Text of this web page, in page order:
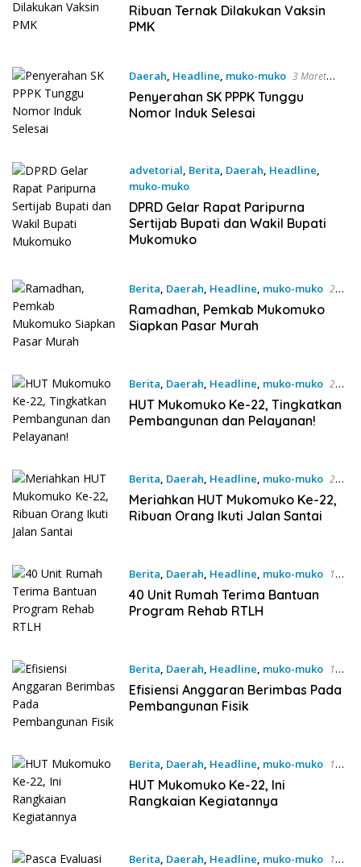
Maret 2025
Ribuan Ternak Dilakukan Vaksin
PMK
Daerah, Headline, muko-muko 3 Maret
2025
Penyerahan SK PPPK Tunggu
Nomor Induk Selesai
advetorial, Berita, Daerah, Headline,
muko-muko
3 Maret 2025
DPRD Gelar Rapat Paripurna
Sertijab Bupati dan Wakil Bupati
Mukomuko
Berita, Daerah, Headline, muko-muko 28
Februari 2025
Ramadhan, Pemkab Mukomuko
Siapkan Pasar Murah
Berita, Daerah, Headline, muko-muko 24
Februari 2025
HUT Mukomuko Ke-22, Tingkatkan
Pembangunan dan Pelayanan!
Berita, Daerah, Headline, muko-muko 22
Februari 2025
Meriahkan HUT Mukomuko Ke-22,
Ribuan Orang Ikuti Jalan Santai
Berita, Daerah, Headline, muko-muko
17
Februari 2025
40 Unit Rumah Terima Bantuan
Program Rehab RTLH
Berita, Daerah, Headline, muko-muko
14
Februari 2025
Efisiensi Anggaran Berimbas Pada
Pembangunan Fisik
Berita, Daerah, Headline, muko-muko
12
Februari 2025
HUT Mukomuko Ke-22, Ini
Rangkaian Kegiatannya
Berita, Daerah, Headline, muko-muko
14